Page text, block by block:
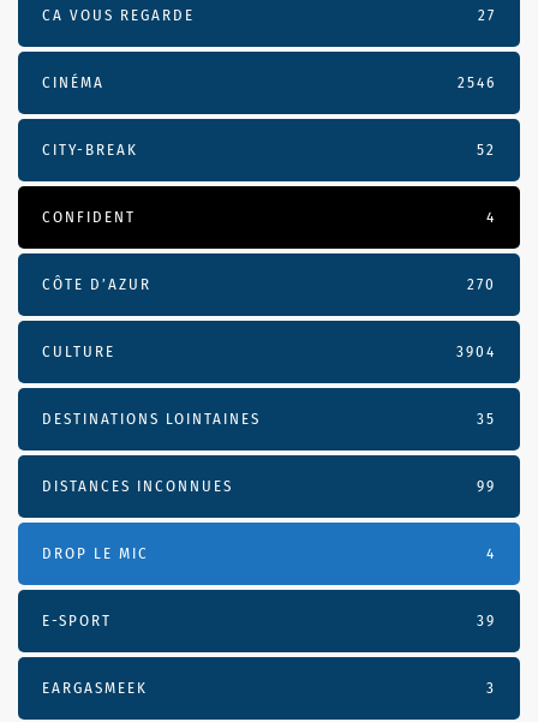
CA VOUS REGARDE 27
CINÉMA 2546
CITY-BREAK 52
CONFIDENT 4
CÔTE D’AZUR 270
CULTURE 3904
DESTINATIONS LOINTAINES 35
DISTANCES INCONNUES 99
DROP LE MIC 4
E-SPORT 39
EARGASMEEK 3